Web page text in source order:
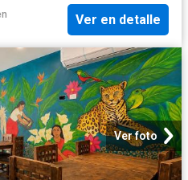
Ver en detalle
Ver foto